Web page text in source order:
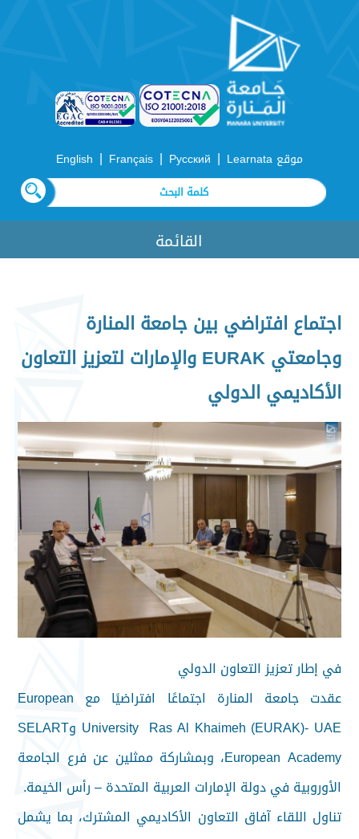
موقع Learnata |
Русский
|
Français
|
English
القائمة
اجتماع افتراضي بين جامعة المنارة
وجامعتي EURAK والإمارات لتعزيز التعاون
الأكاديمي الدولي
في إطار تعزيز التعاون الدولي
عقدت جامعة المنارة اجتماعًا افتراضيًا مع European
University Ras Al Khaimeh (EURAK)- UAE وSELART
European Academy، وبمشاركة ممثلين عن فرع الجامعة
الأوروبية في دولة الإمارات العربية المتحدة – رأس الخيمة.
تناول اللقاء آفاق التعاون الأكاديمي المشترك، بما يشمل